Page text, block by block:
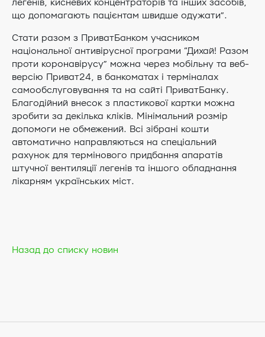
легенів, кисневих концентраторів та інших засобів,
що допомагають пацієнтам швидше одужати”.
Стати разом з ПриватБанком учасником
національної антивірусної програми “Дихай! Разом
проти коронавірусу” можна через мобільну та веб-
версію Приват24, в банкоматах і терміналах
самообслуговування та на сайті ПриватБанку.
Благодійний внесок з пластикової картки можна
зробити за декілька кліків. Мінімальний розмір
допомоги не обмежений. Всі зібрані кошти
автоматично направляються на спеціальний
рахунок для термінового придбання апаратів
штучної вентиляції легенів та іншого обладнання
лікарням українських міст.
Назад до списку новин